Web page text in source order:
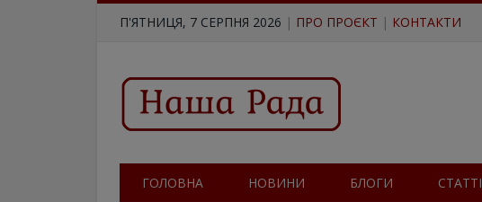
П'ЯТНИЦЯ, 7 СЕРПНЯ 2026 | ПРО ПРОЄКТ | КОНТАКТИ
ГОЛОВНА НОВИНИ БЛОГИ СТАТТІ